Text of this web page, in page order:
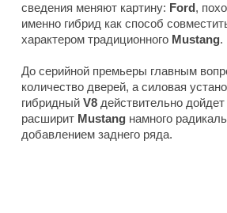
сведения меняют картину: Ford,
именно гибрид как способ
характером традиционного Mustang.
До серийной премьеры главным
количество дверей, а силовая
гибридный V8 действительно
расширит Mustang намного
добавлением заднего ряда.